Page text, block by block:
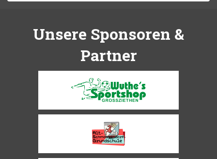
Unsere Sponsoren &
Partner